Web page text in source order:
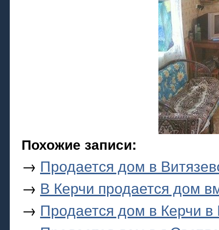
Похожие записи:
→ Продается дом в
→ В Керчи продается дом
→ Продается дом в Керчи